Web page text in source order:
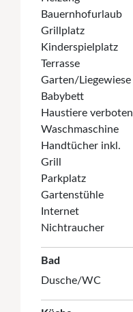
Bauernhofurlaub
Grillplatz
Kinderspielplatz
Terrasse
Garten/Liegewiese
Babybett
Haustiere verboten
Waschmaschine
Handtücher inkl.
Grill
Parkplatz
Gartenstühle
Internet
Nichtraucher
Bad
Dusche/WC